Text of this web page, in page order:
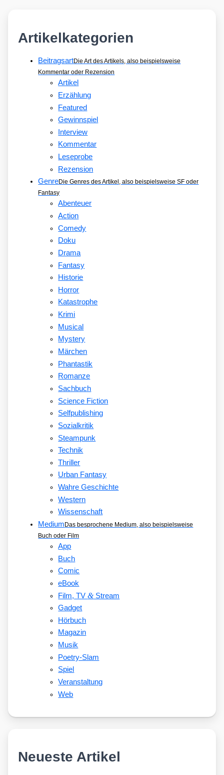
Artikelkategorien
BeitragsartDie Art des Artikels, also beispielsweise
Kommentar oder Rezension
Artikel
Erzählung
Featured
Gewinnspiel
Interview
Kommentar
Leseprobe
Rezension
GenreDie Genres des Artikel, also beispielsweise SF oder
Fantasy
Abenteuer
Action
Comedy
Doku
Drama
Fantasy
Historie
Horror
Katastrophe
Krimi
Musical
Mystery
Märchen
Phantastik
Romanze
Sachbuch
Science Fiction
Selfpublishing
Sozialkritik
Steampunk
Technik
Thriller
Urban Fantasy
Wahre Geschichte
Western
Wissenschaft
Medium Das besprochene Medium, also beispielsweise
Buch oder Film
App
Buch
Comic
eBook
Film, TV&Stream
Gadget
Hörbuch
Magazin
Musik
Poetry-Slam
Spiel
Veranstaltung
Web
Neueste Artikel